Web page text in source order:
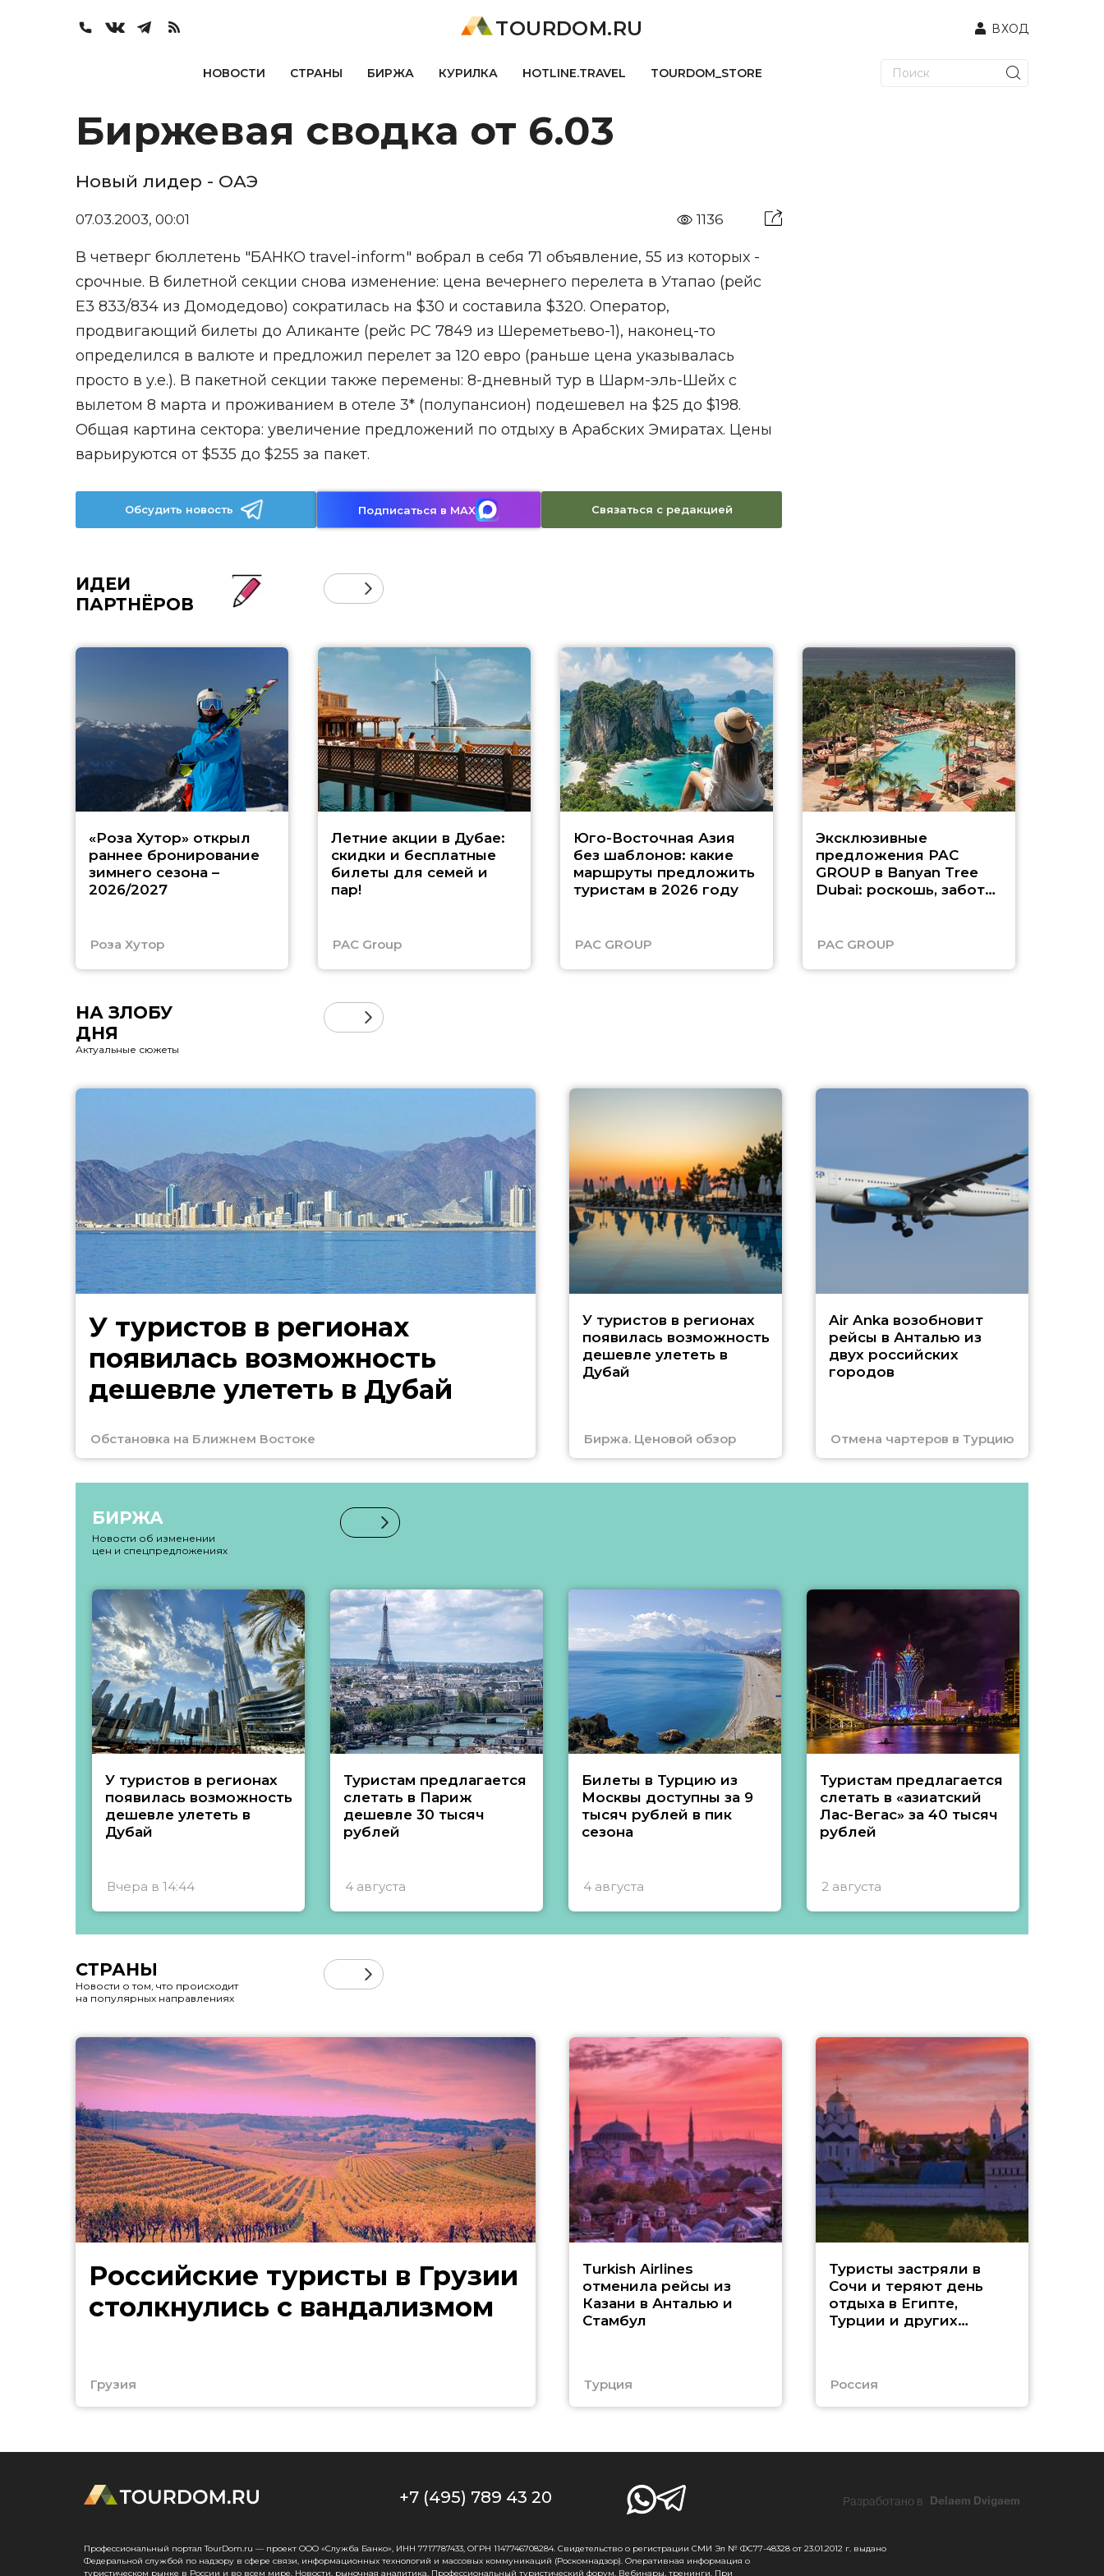
TOURDOM.RU ВХОД
НОВОСТИ СТРАНЫ БИРЖА КУРИЛКА HOTLINE.TRAVEL TOURDOM_STORE
Биржевая сводка от 6.03
Новый лидер - ОАЭ
07.03.2003, 00:01 1136
В четверг бюллетень "БАНКО travel-inform" вобрал в себя 71 объявление, 55 из которых -
срочные. В билетной секции снова изменение: цена вечернего перелета в Утапао (рейс
E3 833/834 из Домодедово) сократилась на $30 и составила $320. Оператор,
продвигающий билеты до Аликанте (рейс РС 7849 из Шереметьево-1), наконец-то
определился в валюте и предложил перелет за 120 евро (раньше цена указывалась
просто в у.е.). В пакетной секции также перемены: 8-дневный тур в Шарм-эль-Шейх с
вылетом 8 марта и проживанием в отеле 3* (полупансион) подешевел на $25 до $198.
Общая картина сектора: увеличение предложений по отдыху в Арабских Эмиратах. Цены
варьируются от $535 до $255 за пакет.
Обсудить новость Подписаться в MAX Связаться с редакцией
ИДЕИ
ПАРТНЁРОВ
«Роза Хутор» открыл
раннее бронирование
зимнего сезона –
2026/2027
Роза Хутор
Летние акции в Дубае:
скидки и бесплатные
билеты для семей и
пар!
PAC Group
Юго-Восточная Азия
без шаблонов: какие
маршруты предложить
туристам в 2026 году
PAC GROUP
Эксклюзивные
предложения PAC
GROUP в Banyan Tree
Dubai: роскошь, забота
PAC GROUP
НА ЗЛОБУ
ДНЯ
Актуальные сюжеты
У туристов в регионах
появилась возможность
дешевле улететь в Дубай
Обстановка на Ближнем Востоке
У туристов в регионах
появилась возможность
дешевле улететь в
Дубай
Биржа. Ценовой обзор
Air Anka возобновит
рейсы в Анталью из
двух российских
городов
Отмена чартеров в Турцию
БИРЖА
Новости об изменении
цен и спецпредложениях
У туристов в регионах
появилась возможность
дешевле улететь в
Дубай
Вчера в 14:44
Туристам предлагается
слетать в Париж
дешевле 30 тысяч
рублей
4 августа
Билеты в Турцию из
Москвы доступны за 9
тысяч рублей в пик
сезона
4 августа
Туристам предлагается
слетать в «азиатский
Лас-Вегас» за 40 тысяч
рублей
2 августа
СТРАНЫ
Новости о том, что происходит
на популярных направлениях
Российские туристы в Грузии
столкнулись с вандализмом
Грузия
Turkish Airlines
отменила рейсы из
Казани в Анталью и
Стамбул
Турция
Туристы застряли в
Сочи и теряют день
отдыха в Египте,
Турции и других
Россия
+7 (495) 789 43 20 Разработано в Delaem Dvigaem
Профессиональный портал TourDom.ru — проект ООО «Служба Банко», ИНН 7717787433, ОГРН 1147746708284. Свидетельство о регистрации СМИ Эл № ФС77-48328 от 23.01.2012 г. выдано
Федеральной службой по надзору в сфере связи, информационных технологий и массовых коммуникаций (Роскомнадзор). Оперативная информация о
туристическом рынке в России и во всем мире. Новости, рыночная аналитика. Профессиональный туристический форум. Вебинары, тренинги. При